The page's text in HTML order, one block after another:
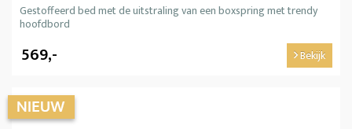
Gestoffeerd bed met de uitstraling van een boxspring met trendy
hoofdbord
569,- Bekijk